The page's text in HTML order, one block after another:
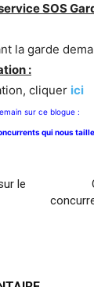
SOS
la garde
:
cliquer ici
sur ce blogue :
qui nous
le